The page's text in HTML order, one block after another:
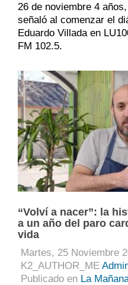
26 de noviembre 4
señaló al comenzar el
Eduardo Villada en
FM 102.5.
“Volví a nacer”: la
a un año del paro
vida
Martes, 25 Noviembre
K2_AUTHOR_ME
Publicado en La